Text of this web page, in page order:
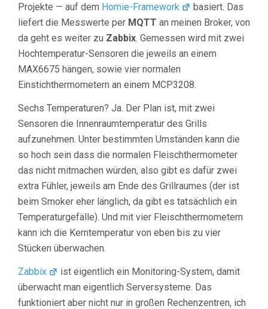
Projekte — auf dem Homie-Framework
basiert. Das
liefert die Messwerte per MQTT an meinen Broker, von
da geht es weiter zu Zabbix. Gemessen wird mit zwei
Hochtemperatur-Sensoren die jeweils an einem
MAX6675 hängen, sowie vier normalen
Einstichthermometern an einem MCP3208.
Sechs Temperaturen? Ja. Der Plan ist, mit zwei
Sensoren die Innenraumtemperatur des Grills
aufzunehmen. Unter bestimmten Umständen kann die
so hoch sein dass die normalen Fleischthermometer
das nicht mitmachen würden, also gibt es dafür zwei
extra Fühler, jeweils am Ende des Grillraumes (der ist
beim Smoker eher länglich, da gibt es tatsächlich ein
Temperaturgefälle). Und mit vier Fleischthermometern
kann ich die Kerntemperatur von eben bis zu vier
Stücken überwachen.
Zabbix
ist eigentlich ein Monitoring-System, damit
überwacht man eigentlich Serversysteme. Das
funktioniert aber nicht nur in großen Rechenzentren, ich